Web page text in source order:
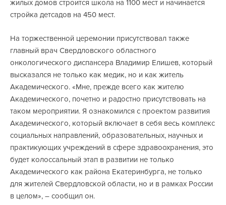
жилых домов строится школа на 1100 мест и начинается
стройка детсадов на 450 мест.
На торжественной церемонии присутствовал также
главный врач Свердловского областного
онкологического диспансера Владимир Елишев, который
высказался не только как медик, но и как житель
Академического. «Мне, прежде всего как жителю
Академического, почетно и радостно присутствовать на
таком мероприятии. Я ознакомился с проектом развития
Академического, который включает в себя весь комплекс
социальных направлений, образовательных, научных и
практикующих учреждений в сфере здравоохранения, это
будет колоссальный этап в развитии не только
Академического как района Екатеринбурга, не только
для жителей Свердловской области, но и в рамках России
в целом», – сообщил он.